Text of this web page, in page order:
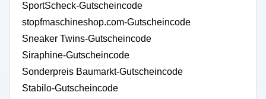
SportScheck-Gutscheincode
stopfmaschineshop.com-Gutscheincode
Sneaker Twins-Gutscheincode
Siraphine-Gutscheincode
Sonderpreis Baumarkt-Gutscheincode
Stabilo-Gutscheincode